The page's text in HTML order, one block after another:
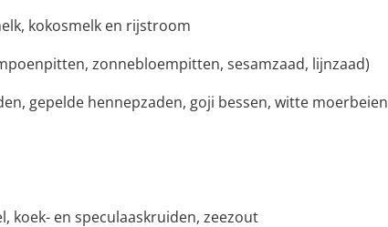
kokosmelk en rijstroom
zonnebloempitten, sesamzaad, lijnzaad)
gepelde hennepzaden, goji bessen, witte moerbeien
koek- en speculaaskruiden, zeezout